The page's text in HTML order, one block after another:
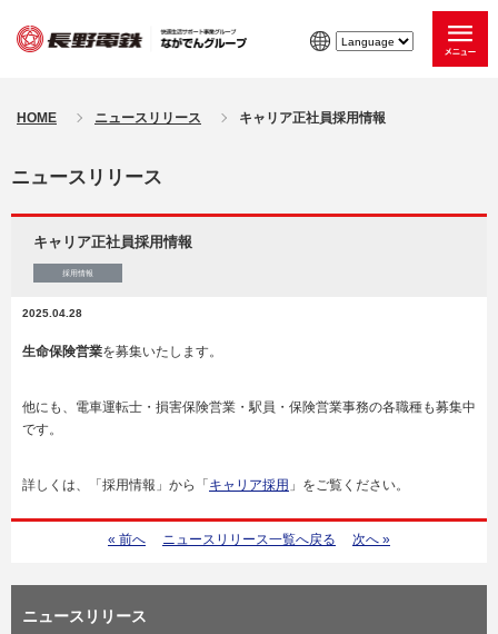
HOME ニュースリリース キャリア正社員採用情報
ニュースリリース
キャリア正社員採用情報
採用情報
2025.04.28
生命保険営業を募集いたします。
他にも、電車運転士・損害保険営業・駅員・保険営業事務の各職種も募集中
です。
詳しくは、「採用情報」から「 キャリア採用 」をご覧ください。
« 前へ ニュースリリース一覧へ戻る 次へ »
ニュースリリース